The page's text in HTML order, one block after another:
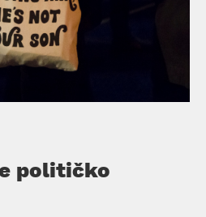
političko